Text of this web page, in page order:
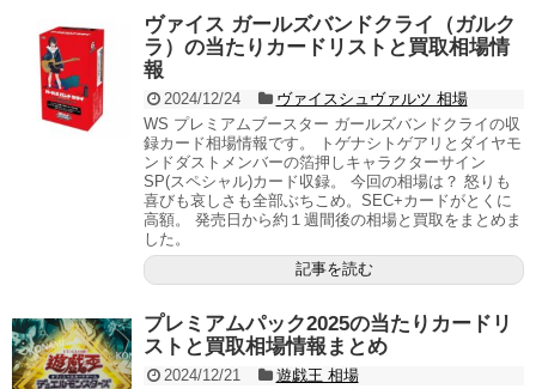
ヴァイス ガールズバンドクライ（ガルク
ラ）の当たりカードリストと買取相場情
報
2024/12/24
ヴァイスシュヴァルツ 相場
WS プレミアムブースター ガールズバンドクライの収
録カード相場情報です。 トゲナシトゲアリとダイヤモ
ンドダストメンバーの箔押しキャラクターサイン
SP(スペシャル)カード収録。 今回の相場は？ 怒りも
喜びも哀しさも全部ぶちこめ。SEC+カードがとくに
高額。 発売日から約１週間後の相場と買取をまとめま
した。
記事を読む
プレミアムパック2025の当たりカードリ
ストと買取相場情報まとめ
2024/12/21
遊戯王 相場